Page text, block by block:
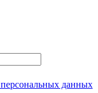
персональных данных